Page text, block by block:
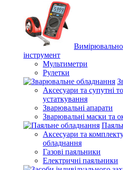
інструмент
Мультиметри
Рулетки
Аксесуари та супутні
устаткування
Зварювальні апарати
Зварювальні маски та
Аксесуари та
обладнання
Газові паяльники
Електричні паяльники